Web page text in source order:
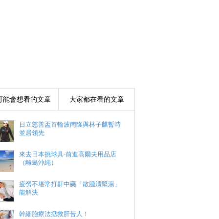
能會想看的文章 大家都在看的文章
日立慈善盃首輪波南隆與林子麒暫時
並居領先
來去日本挑球具-前進高爾夫用品店
（離島沖繩）
疲勞不堪常打鼾中藥「散腫潰堅湯」
能解決
幹細胞療法拯救肝苦人！